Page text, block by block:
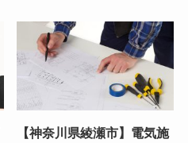
【神奈川県綾瀬市】電気施